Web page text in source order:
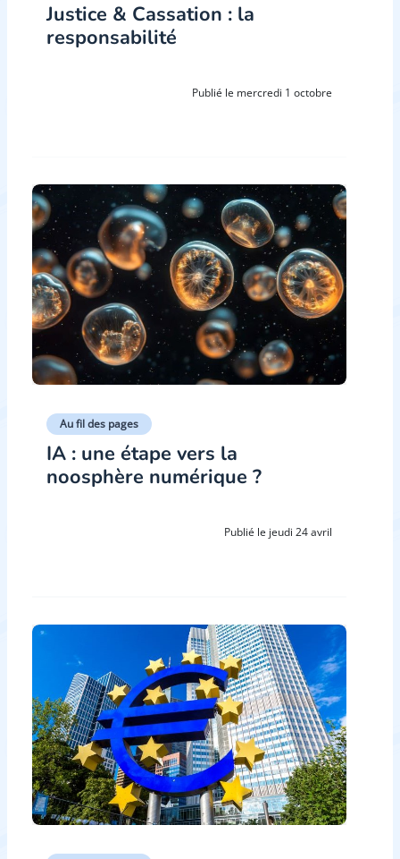
Justice & Cassation : la
responsabilité
Publié le mercredi 1 octobre
Au fil des pages
IA : une étape vers la
noosphère numérique ?
Publié le jeudi 24 avril